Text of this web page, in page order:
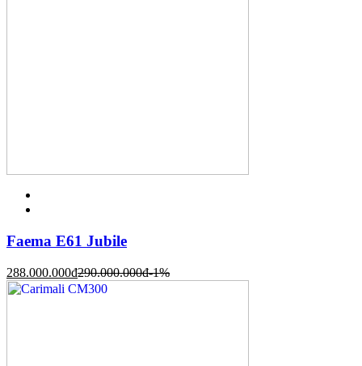
Faema E61 Jubile
288.000.000đ290.000.000đ-1%